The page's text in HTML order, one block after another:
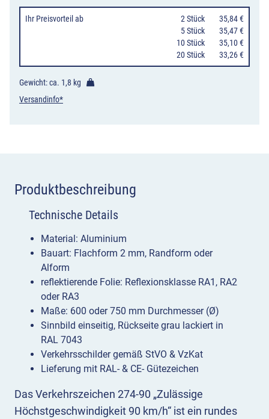
Menge
Ihr Preisvorteil ab 2 Stück
35,84 €
5 Stück
35,47 €
10 Stück
35,10 €
20 Stück
33,26 €
Gewicht: ca. 1,8 kg
Versandinfo*
Produktbeschreibung
Das Verkehrszeichen 274-90 „Zulässige
Höchstgeschwindigkeit 90 km/h“ ist ein rundes
Technische Details
Material: Aluminium
Bauart: Flachform 2 mm, Randform oder
Alform
reflektierende Folie: Reflexionsklasse RA1, RA2
oder RA3
Maße: 600 oder 750 mm Durchmesser (Ø)
Sinnbild einseitig, Rückseite grau lackiert in
RAL 7043
Verkehrsschilder gemäß StVO & VzKat
Lieferung mit RAL- & CE- Gütezeichen